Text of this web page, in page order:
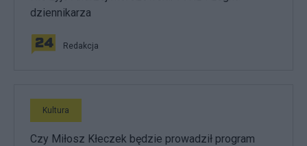
dziennikarza
Redakcja
Kultura
Czy Miłosz Kłeczek będzie prowadził program